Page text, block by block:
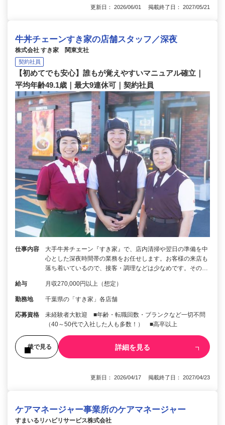
更新日： 2026/06/01 掲載終了日： 2027/05/21
牛丼チェーンすき家の店舗スタッフ／深夜
株式会社 すき家 関東支社
契約社員
【初めてでも安心】誰もが覚えやすいマニュアル確立｜
平均年齢49.1歳｜最大9連休可｜契約社員
仕事内容
大手牛丼チェーン『すき家』で、店内清掃や翌日の準備を中
心とした深夜時間帯の業務をお任せします。お客様の来店も
落ち着いているので、接客・調理などは少なめです。その…
給与 月収270,000円以上（想定）
勤務地 千葉県の「すき家」各店舗
応募資格
未経験者大歓迎 ■年齢・転職回数・ブランクなど一切不問
（40～50代で入社した人も多数！） ■高卒以上
後で見る 詳細を見る
更新日： 2026/04/17 掲載終了日： 2027/04/23
ケアマネージャー事業所のケアマネージャー
すまいるリハビリサービス株式会社